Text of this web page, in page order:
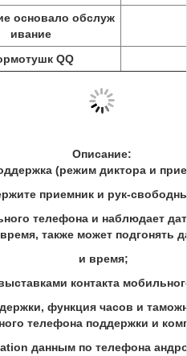
основало обслуж
ивание
QQ
Описание:
(режим диктора и
приемник и рук-
телефона и наблюдает
время, также может подгонять
и время;
контакта
функция часов и
телефона поддержки и
данным по телефона